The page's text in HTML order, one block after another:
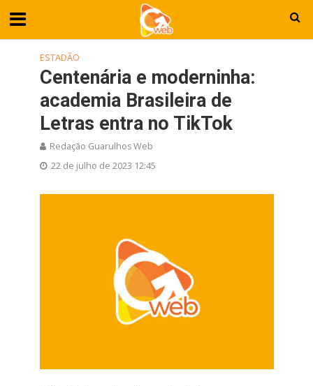
ESTADÃO
Centenária e moderninha:
academia Brasileira de
Letras entra no TikTok
Redação Guarulhos Web
22 de julho de 2023 12:45